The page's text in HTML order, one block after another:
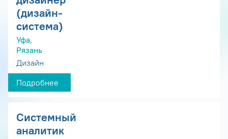
(дизайн-
система)
Уфа,
Рязань
Дизайн
Подробнее
Системный
аналитик